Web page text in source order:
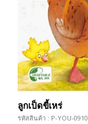
ลูกเป็ดขี้เหร่
รหัสสินค้า : P-YOU-0910